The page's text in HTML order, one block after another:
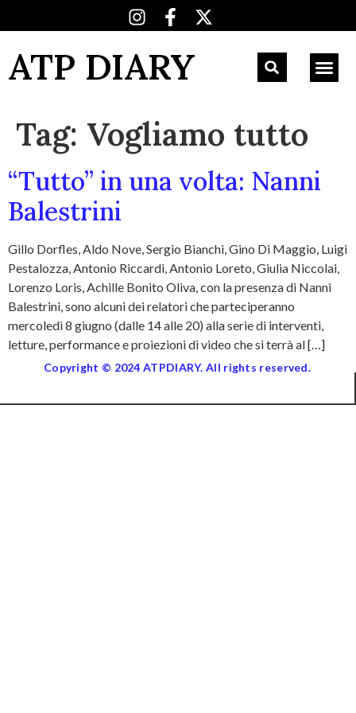
ATP DIARY
Tag: Vogliamo tutto
“Tutto” in una volta: Nanni
Balestrini
Gillo Dorfles, Aldo Nove, Sergio Bianchi, Gino Di Maggio, Luigi
Pestalozza, Antonio Riccardi, Antonio Loreto, Giulia Niccolai,
Lorenzo Loris, Achille Bonito Oliva, con la presenza di Nanni
Balestrini, sono alcuni dei relatori che parteciperanno
mercoledì 8 giugno (dalle 14 alle 20) alla serie di interventi,
letture, performance e proiezioni di video che si terrà al […]
Copyright © 2024 ATPDIARY. All rights reserved.